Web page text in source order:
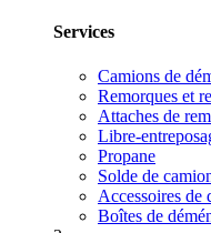
Services
Camions de
Remorques et
Attaches de
Libre-
Propane
Solde de
Accessoires de
Boîtes de